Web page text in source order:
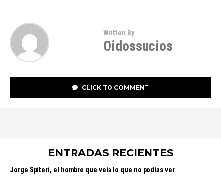
Written By
Oidossucios
CLICK TO COMMENT
ENTRADAS RECIENTES
Jorge Spiteri, el hombre que veía lo que no podías ver